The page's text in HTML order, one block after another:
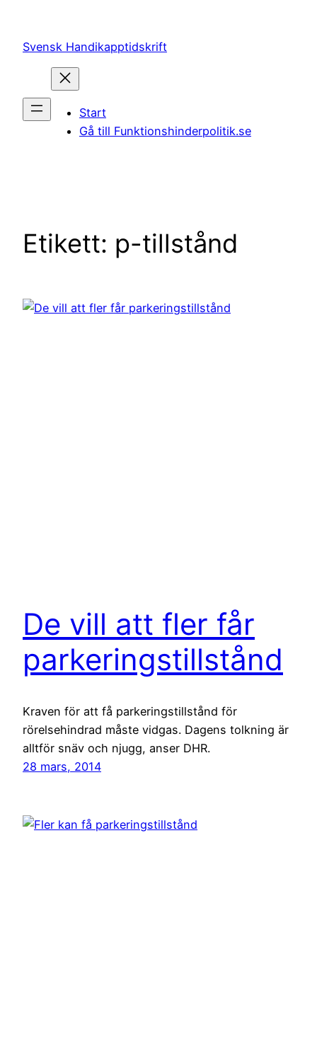
innehåll
Svensk Handikapptidskrift
Start
Gå till Funktionshinderpolitik.se
Etikett: p-tillstånd
De vill att fler får
parkeringstillstånd
Kraven för att få parkeringstillstånd för
rörelsehindrad måste vidgas. Dagens tolkning är
alltför snäv och njugg, anser DHR.
28 mars, 2014